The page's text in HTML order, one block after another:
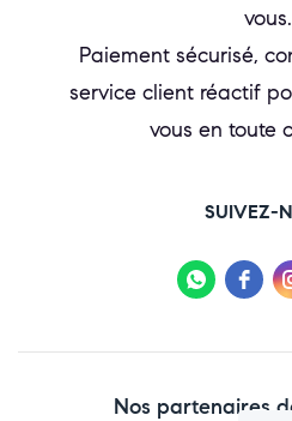
vous.
Paiement sécurisé,
service client réactif
vous en toute
SUIVEZ-
Nos partenaires